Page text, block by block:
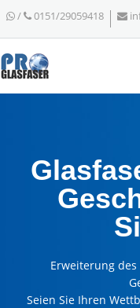
/ 0151/29059418
Erweiterung des
Seien Sie Ihren